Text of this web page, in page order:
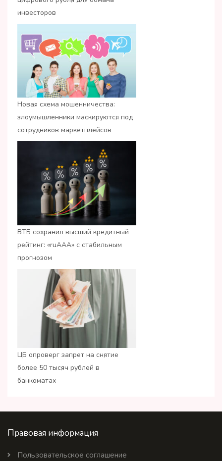
инвесторов
Новая схема мошенничества:
злоумышленники маскируются под
сотрудников маркетплейсов
ВТБ сохранил высший кредитный
рейтинг: «ruАAA» с стабильным
прогнозом
ЦБ опроверг запрет на снятие
более 50 тысяч рублей в
банкоматах
Правовая информация
Пользовательское соглашение